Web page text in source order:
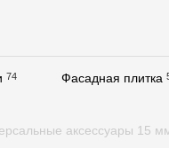
74 Фасадная плитка
аксессуары 15